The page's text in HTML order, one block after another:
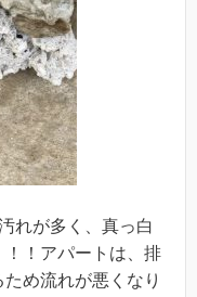
れが多く、真っ白
！アパートは、排
め流れが悪くなり